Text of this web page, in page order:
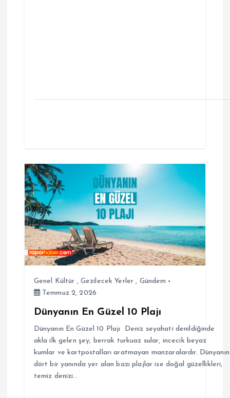
Genel Kültür , Gezilecek Yerler , Gündem
Temmuz 2, 2026
Dünyanın En Güzel 10 Plajı
Dünyanın En Güzel 10 Plajı Deniz seyahati denildiğinde
akla ilk gelen şey; berrak turkuaz sular, incecik beyaz
kumlar ve kartpostalları aratmayan manzaralardır. Dünyanın
dört bir yanında yer alan bazı plajlar ise doğal güzellikleri,
temiz denizi…